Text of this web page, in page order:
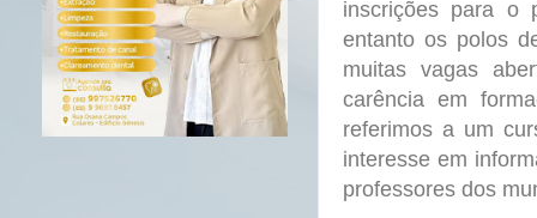
inscrições para o
entanto os polos
muitas vagas
carência em
referimos a um
interesse em
professores dos